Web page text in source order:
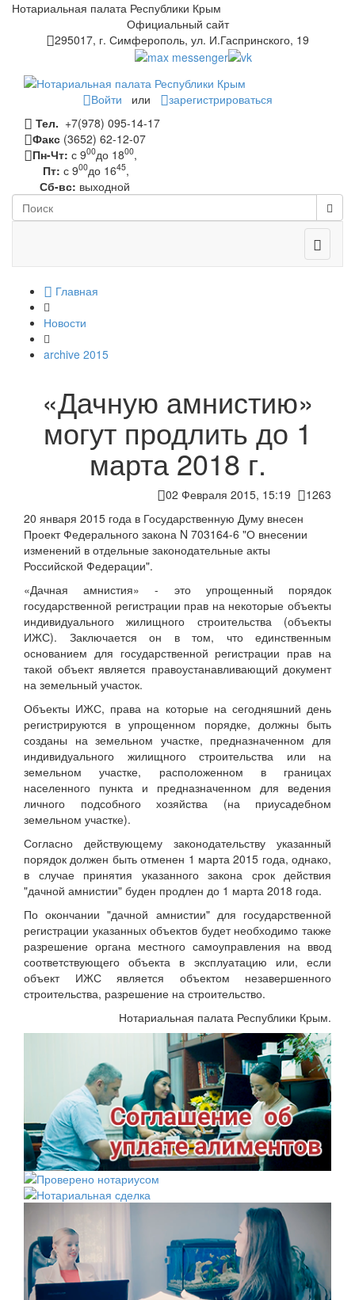
Нотариальная палата Республики Крым
Официальный сайт
295017, г. Симферополь, ул. И.Гаспринского, 19
Войти или
зарегистрироваться
Тел. +7(978) 095-14-17
Факс (3652) 62-12-07
Пн-Чт: с 900до 1800,
Пт: с 900до 1645,
Сб-вс: выходной
Toggle
Главная
Новости
archive 2015
«Дачную амнистию»
могут продлить до 1
марта 2018 г.
02 Февраля 2015, 15:19
1263
20 января 2015 года в Государственную Думу внесен
Проект Федерального закона N 703164-6 "О внесении
изменений в отдельные законодательные акты
Российской Федерации".
«Дачная амнистия» - это упрощенный порядок
государственной регистрации прав на некоторые объекты
индивидуального жилищного строительства (объекты
ИЖС). Заключается он в том, что единственным
основанием для государственной регистрации прав на
такой объект является правоустанавливающий документ
на земельный участок.
Объекты ИЖС, права на которые на сегодняшний день
регистрируются в упрощенном порядке, должны быть
созданы на земельном участке, предназначенном для
индивидуального жилищного строительства или на
земельном участке, расположенном в границах
населенного пункта и предназначенном для ведения
личного подсобного хозяйства (на приусадебном
земельном участке).
Согласно действующему законодательству указанный
порядок должен быть отменен 1 марта 2015 года, однако,
в случае принятия указанного закона срок действия
"дачной амнистии" буден продлен до 1 марта 2018 года.
По окончании "дачной амнистии" для государственной
регистрации указанных объектов будет необходимо также
разрешение органа местного самоуправления на ввод
соответствующего объекта в эксплуатацию или, если
объект ИЖС является объектом незавершенного
строительства, разрешение на строительство.
Нотариальная палата Республики Крым.